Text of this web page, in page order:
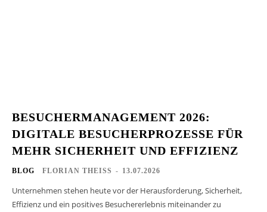
BESUCHERMANAGEMENT 2026:
DIGITALE BESUCHERPROZESSE FÜR
MEHR SICHERHEIT UND EFFIZIENZ
BLOG FLORIAN THEISS - 13.07.2026
Unternehmen stehen heute vor der Herausforderung, Sicherheit,
Effizienz und ein positives Besuchererlebnis miteinander zu